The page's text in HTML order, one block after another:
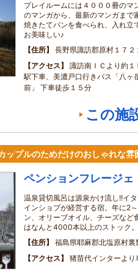
プレイルームには４０００冊のマ
のマンガから、最新のマンガまで
焼きたてパンを食べられ、入れ立
お美味しい♪
住所
長野県諏訪郡原村１７２
アクセス
諏訪南ＩＣより約
駅下車、美濃戸口行きバス「八ヶ
前」 下車徒歩１５分
この施
ップルのためだけのおしゃれな雰
ペンションフレージェ
温泉貸切風呂は源泉かけ流し!!イ
インショプが経営する宿。年に2
ン、オリーブオイル、チーズなど
はなんと4000本以上のストック。
住所
福島県耶麻郡北塩原村
アクセス
猪苗代インターより